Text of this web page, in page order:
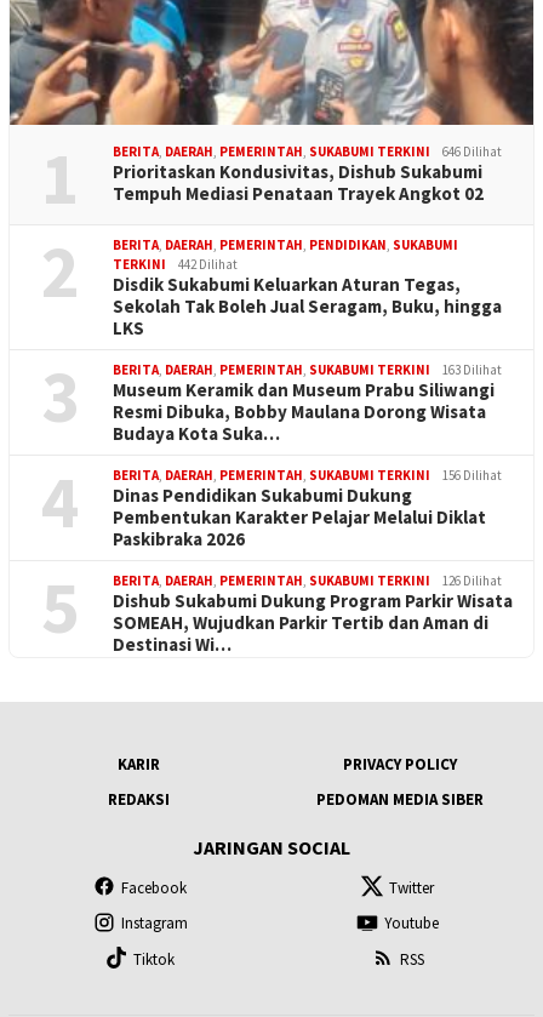
1 BERITA, DAERAH, PEMERINTAH, SUKABUMI TERKINI 646 Dilihat
Prioritaskan Kondusivitas, Dishub Sukabumi
Tempuh Mediasi Penataan Trayek Angkot 02
2 BERITA, DAERAH, PEMERINTAH, PENDIDIKAN, SUKABUMI
TERKINI
442 Dilihat
Disdik Sukabumi Keluarkan Aturan Tegas,
Sekolah Tak Boleh Jual Seragam, Buku, hingga
LKS
3 BERITA, DAERAH, PEMERINTAH, SUKABUMI TERKINI 163 Dilihat
Museum Keramik dan Museum Prabu Siliwangi
Resmi Dibuka, Bobby Maulana Dorong Wisata
Budaya Kota Suka…
4 BERITA, DAERAH, PEMERINTAH, SUKABUMI TERKINI 156 Dilihat
Dinas Pendidikan Sukabumi Dukung
Pembentukan Karakter Pelajar Melalui Diklat
Paskibraka 2026
5 BERITA, DAERAH, PEMERINTAH, SUKABUMI TERKINI 126 Dilihat
Dishub Sukabumi Dukung Program Parkir Wisata
SOMEAH, Wujudkan Parkir Tertib dan Aman di
Destinasi Wi…
KARIR
PRIVACY POLICY
REDAKSI
PEDOMAN MEDIA SIBER
JARINGAN SOCIAL
Facebook
Twitter
Instagram
Youtube
Tiktok
RSS